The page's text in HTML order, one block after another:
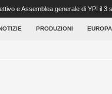
e Assemblea generale di YPI il 3
PRODUZIONI